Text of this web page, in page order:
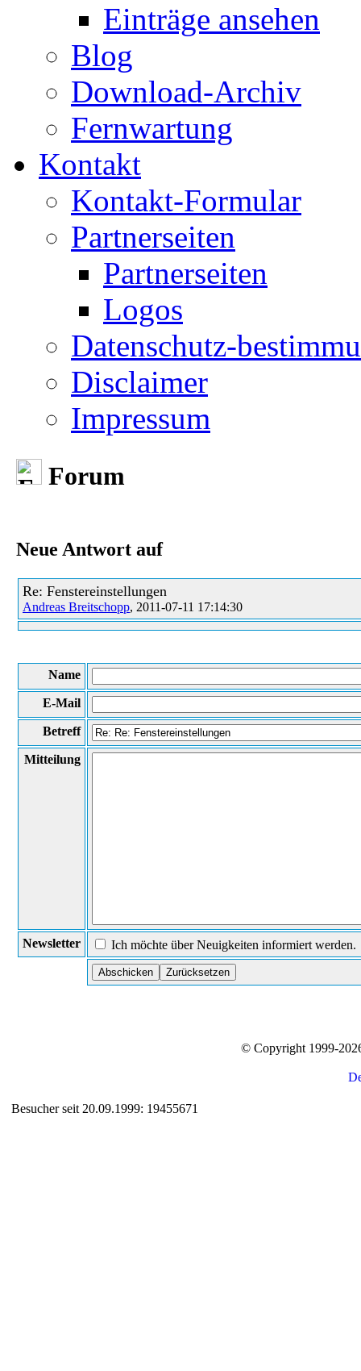
Einträge ansehen
Blog
Download-Archiv
Fernwartung
Kontakt
Kontakt-Formular
Partnerseiten
Partnerseiten
Logos
Datenschutz-
Disclaimer
Impressum
Forum
Neue Antwort auf
Re: Fenstereinstellungen
Andreas Breitschopp, 2011-07-11 17:14:30
Name
E-Mail
Betreff
Mitteilung
Newsletter Ich möchte über Neuigkeiten informiert werden.
© Copyright 1999-
Besucher seit 20.09.1999: 19455671